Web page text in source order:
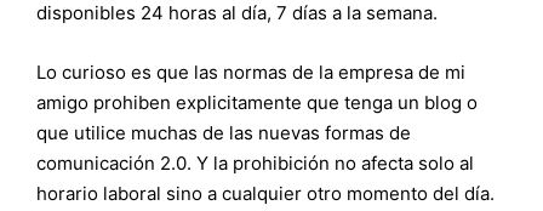
disponibles 24 horas al día, 7 días a la semana.
Lo curioso es que las normas de la empresa de mi
amigo prohiben explicitamente que tenga un blog o
que utilice muchas de las nuevas formas de
comunicación 2.0. Y la prohibición no afecta solo al
horario laboral sino a cualquier otro momento del día.